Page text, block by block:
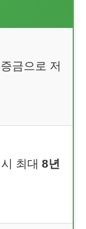
금으로 저
최대 8년